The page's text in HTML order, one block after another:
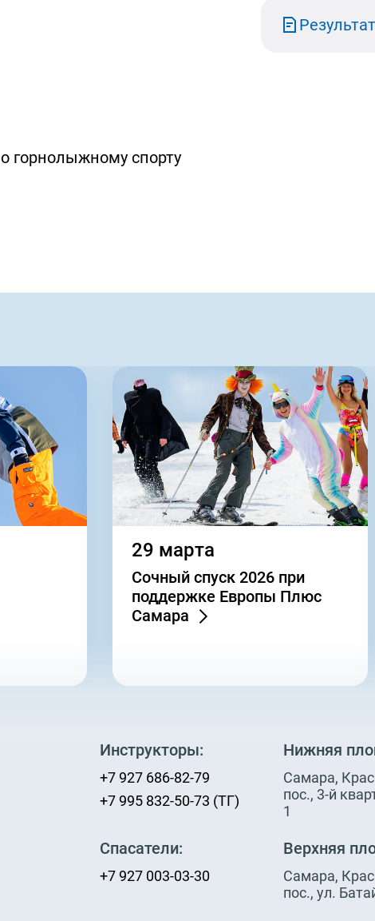
горнолыжному спорту
29 марта
Сочный спуск 2026 при
поддержке Европы Плюс
Самара
Инструкторы:
+7 927 686-82-79
+7 995 832-50-73 (ТГ)
Нижняя
Самара,
пос., 3-й
1
Спасатели:
+7 927 003-03-30
Верхняя
Самара,
пос., ул.